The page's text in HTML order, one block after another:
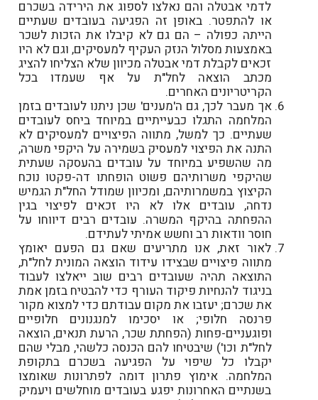
לדמי אבטלה והם נאלצו לספוג את הירידה בשכרם
או להתפטר. באופן זה הפגיעה בעובדים שעתיים
הייתה כפולה – הם גם לא קיבלו את הזכות לשכר
באמצעות מסלול הנזק העקיף למעסיקים, וגם לא היו
זכאים לקבלת דמי אבטלה מכיוון שלא הצליחו להציג
מכתב הוצאה לחל"ת על אף שעמדו בכל
הקריטריונים האחרים.
אך מעבר לכך, גם ה'מענים' שכן ניתנו לעובדים בזמן
המלחמה התגלו כבעייתיים במיוחד ביחס לעובדים
שעתיים. כך למשל, מתווה הפיצויים למעסיקים לא
התנה את הפיצוי למעסיק בשמירה על היקפי משרה,
מה שהשפיע במיוחד על עובדים בהעסקה שעתית
שהיקפי משרותיהם פשוט הופחתו דה-פקטו נוכח
הקיצוץ במשמרותיהם, ומכיוון שמודל החל"ת הגמיש
נדחה, עובדים אלו לא היו זכאים לפיצוי בגין
ההפחתה בהיקף המשרה. עובדים רבים דיווחו על
חוסר וודאות רב וחשש אמיתי לעתידם.
לאור זאת, אנו מתריעים שאם גם הפעם יאומץ
מתווה פיצויים שבצידו עידוד הוצאה המונית לחל"ת,
התוצאה תהיה שעובדים רבים שוב ייאלצו לעבוד
בניגוד להנחיות פיקוד העורף כדי להבטיח בזמן אמת
את שכרם; יעזבו את מקום עבודתם כדי למצוא מקור
פרנסה חלופי; או יסכימו למנגנונים חלופיים
ופוגעניים-פחות (הפחתת שכר, הרעת תנאים, הוצאה
לחל"ת וכו') שיבטיחו להם הכנסה כלשהי, מבלי שהם
יקבלו כל שיפוי על הפגיעה בשכרם בתקופת
המלחמה. אימוץ פתרון דומה לפתרונות שאומצו
בשנתיים האחרונות יפגע בעובדים מוחלשים ויעמיק